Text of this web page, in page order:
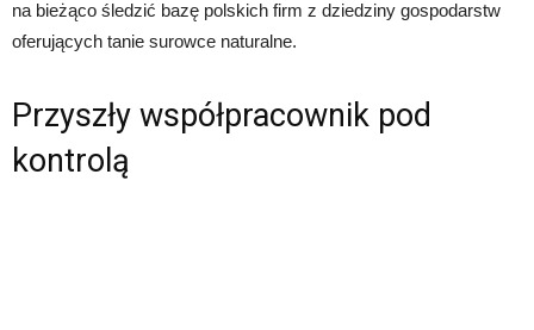
na bieżąco śledzić bazę polskich firm z dziedziny gospodarstw
oferujących tanie surowce naturalne.
Przyszły współpracownik pod
kontrolą